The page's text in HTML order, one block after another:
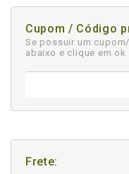
Cupom / Código
Se possuir um
abaixo e clique em ok
Frete: